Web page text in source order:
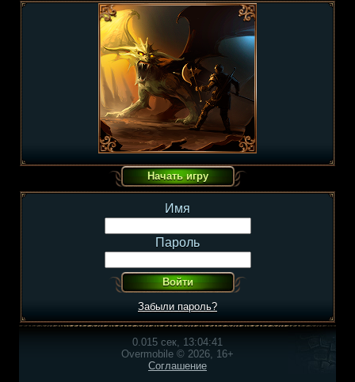
Имя
Пароль
Забыли пароль?
0.015 сек, 13:04:41
Overmobile © 2026, 16+
Соглашение